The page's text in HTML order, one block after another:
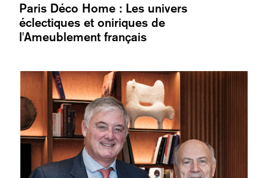
Paris Déco Home : Les univers
éclectiques et oniriques de
l'Ameublement français